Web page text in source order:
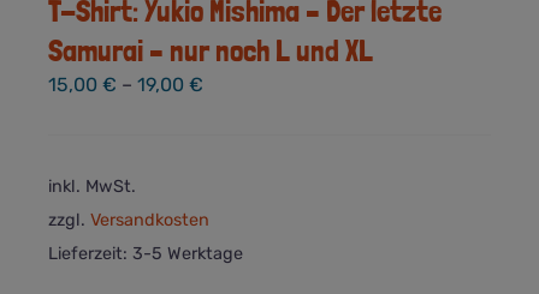
T-Shirt: Yukio Mishima – Der letzte
Samurai – nur noch L und XL
15,00 € – 19,00 €
inkl. MwSt.
zzgl. Versandkosten
Lieferzeit: 3-5 Werktage